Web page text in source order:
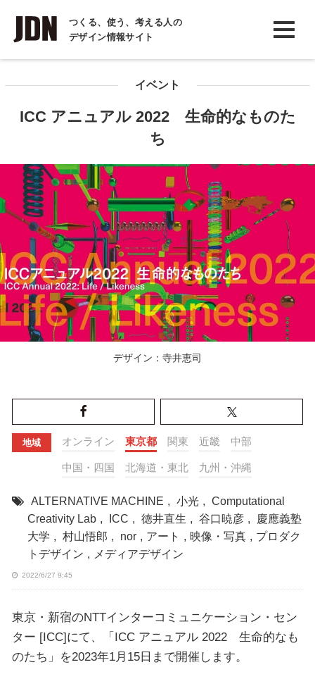
つくる、使う、考える人の
デザイン情報サイト
INTERVIEW
インタビュー
イベント
ICC アニュアル 2022 生命的なものた
ち
デザイン：寺井恵司
地域 オンライン 東京都 関東 近畿 中部
中国・四国 北海道・東北 九州・沖縄
ALTERNATIVE MACHINE , 小光 , Computational
Creativity Lab , ICC , 徳井直生 , 谷口暁彦 ,
慶應義塾
大学 , 村山悟郎 , nor , アート , 映像・写真 , プロダク
トデザイン , メディアデザイン
2022/6/27 9:45
東京・新宿のNTTインターコミュニケーション・セン
ター [ICC]にて、「ICC アニュアル 2022 生命的なも
のたち」を2023年1月15日まで開催します。